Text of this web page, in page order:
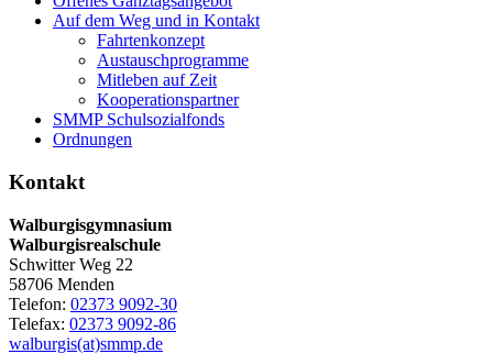
Auf dem Weg und in Kontakt
Fahrtenkonzept
Austauschprogramme
Mitleben auf Zeit
Kooperationspartner
SMMP Schulsozialfonds
Ordnungen
Kontakt
Walburgisgymnasium
Walburgisrealschule
Schwitter Weg 22
58706 Menden
Telefon: 02373 9092-30
Telefax: 02373 9092-86
walburgis(at)smmp.de